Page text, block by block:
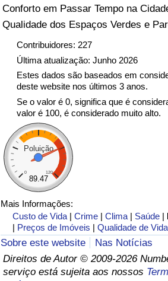
Conforto em Passar Tempo na
Qualidade dos Espaços Verdes e
Contribuidores: 227
Última atualização: Junho 2026
Estes dados são baseados em
deste website nos últimos 3 anos.
Se o valor é 0, significa que é
valor é 100, é considerado muito alto.
Poluição
0 120
89.47
Mais Informações:
Custo de Vida |Crime |Clima | Saúde |
| Preços de Imóveis |Qualidade de Vida
Sobre este website
Nas Notícias
Direitos de Autor © 2009-2026
serviço está sujeita aos nossos
Trânsito
Indicador de Trânsito
Indicador de Trânsito (Atual)
Indicador de Trânsito por País